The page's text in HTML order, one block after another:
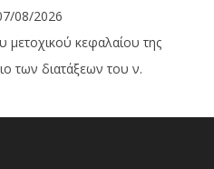
08/2026
κεφαλαίου της
των διατάξεων του ν.